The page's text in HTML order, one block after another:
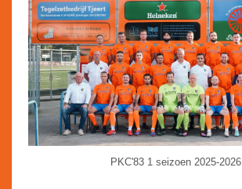
PKC'83 1 seizoen 2025-2026